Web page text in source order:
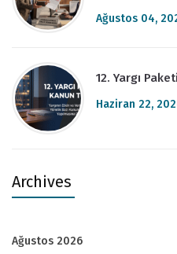
Ağustos 04,
12. Yargı
Haziran 22,
Archives
Ağustos 2026